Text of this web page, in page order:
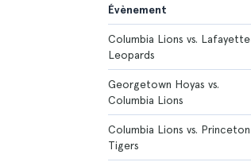
Évènement
Columbia Lions vs. Lafayette
Leopards
Georgetown Hoyas vs.
Columbia Lions
Columbia Lions vs. Princeton
Tigers